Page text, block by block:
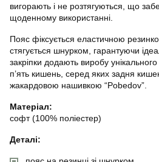
вигорають і не розтягуються, що
щоденному використанні.
Пояс фіксується еластичною
стягується шнурком, гарантуючи
закріпки додають виробу
п’ять кишень, серед яких задня
жакардовою нашивкою “Pobedov”.
Матеріал:
софт (100% поліестер)
Деталі: